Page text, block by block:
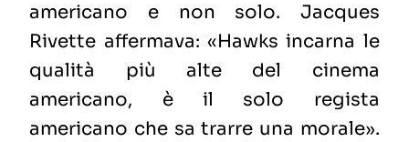
americano e non solo. Jacques
Rivette affermava: «Hawks incarna le
qualità più alte del cinema
americano, è il solo regista
americano che sa trarre una morale».